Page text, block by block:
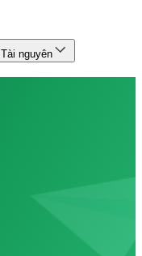
nguyên